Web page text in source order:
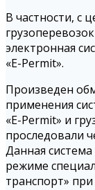
В частности, с
электронная
«E-Permit».
Произведен
применения
«E-Permit» и
проследовали
Данная
режиме
транспорт»